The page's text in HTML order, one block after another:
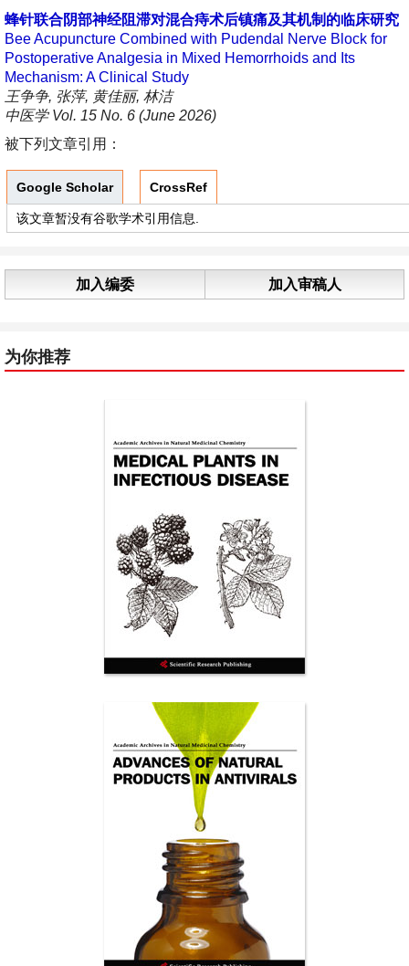
蜂针联合阴部神经阻滞对混合痔术后镇痛及其机制的临床研究
Bee Acupuncture Combined with Pudendal Nerve Block for
Postoperative Analgesia in Mixed Hemorrhoids and Its
Mechanism: A Clinical Study
王争争, 张萍, 黄佳丽, 林洁
中医学 Vol. 15 No. 6 (June 2026)
被下列文章引用：
Google Scholar CrossRef
该文章暂没有谷歌学术引用信息.
加入编委 加入审稿人
为你推荐